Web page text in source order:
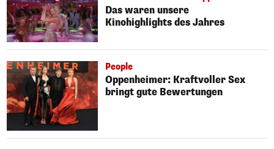
Das waren unsere
Kinohighlights des Jahres
People
Oppenheimer: Kraftvoller Sex
bringt gute Bewertungen